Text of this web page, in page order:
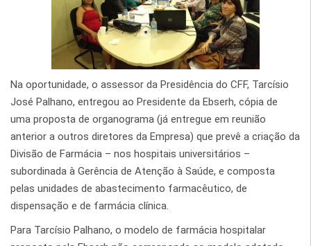
Na oportunidade, o assessor da Presidência do CFF, Tarcísio
José Palhano, entregou ao Presidente da Ebserh, cópia de
uma proposta de organograma (já entregue em reunião
anterior a outros diretores da Empresa) que prevê a criação da
Divisão de Farmácia – nos hospitais universitários –
subordinada à Gerência de Atenção à Saúde, e composta
pelas unidades de abastecimento farmacêutico, de
dispensação e de farmácia clínica.
Para Tarcísio Palhano, o modelo de farmácia hospitalar